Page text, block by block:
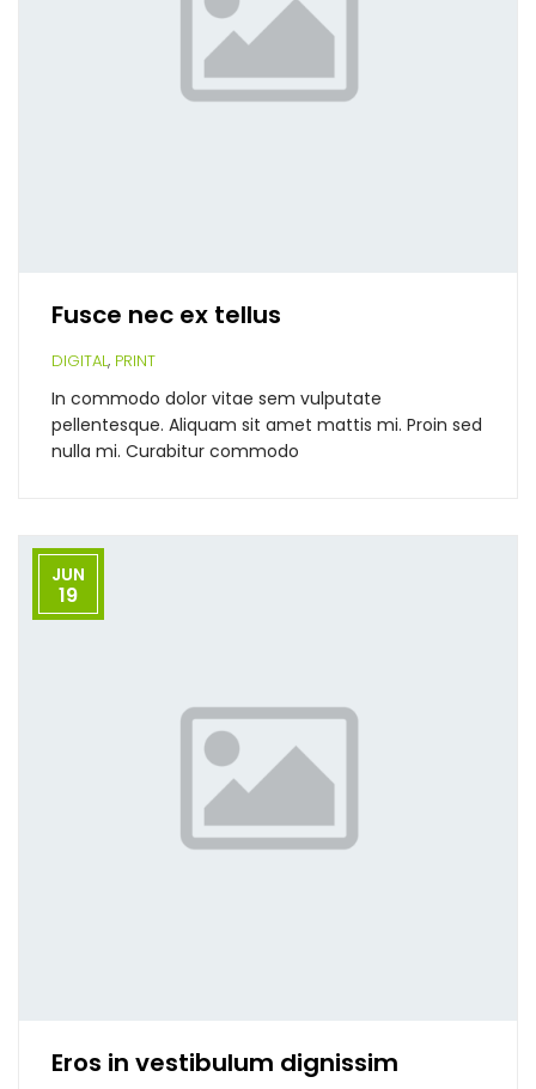
Fusce nec ex tellus
DIGITAL, PRINT
In commodo dolor vitae sem vulputate
pellentesque. Aliquam sit amet mattis mi. Proin sed
nulla mi. Curabitur commodo
JUN
19
Eros in vestibulum dignissim